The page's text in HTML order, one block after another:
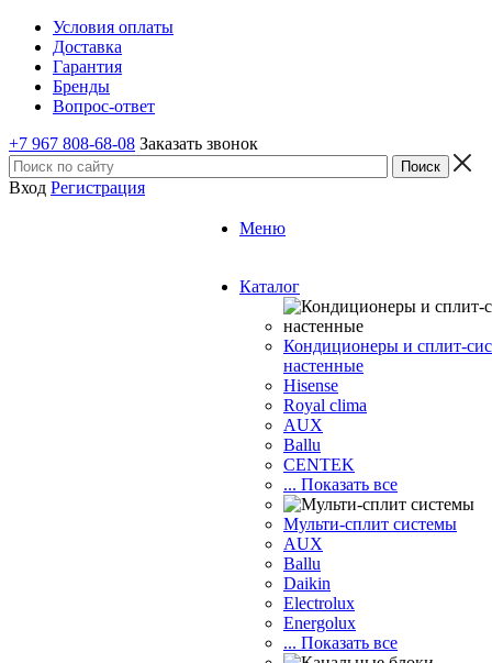
Условия оплаты
Доставка
Гарантия
Бренды
Вопрос-ответ
+7 967 808-68-08 Заказать звонок
Вход Регистрация
Меню
Каталог
Кондиционеры и сплит-
настенные
Hisense
Royal clima
AUX
Ballu
CENTEK
... Показать все
Мульти-сплит системы
AUX
Ballu
Daikin
Electrolux
Energolux
... Показать все